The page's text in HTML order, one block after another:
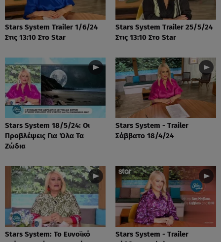
Stars System Trailer 1/6/24
Στις 13:10 Στο Star
Stars System Trailer 25/5/24
Στις 13:10 Στο Star
Stars System 18/5/24: Οι
Προβλέψεις Για Όλα Τα
Ζώδια
Stars System - Trailer
Σάββατο 18/4/24
Stars System: Το Ευνοϊκό
Stars System - Trailer